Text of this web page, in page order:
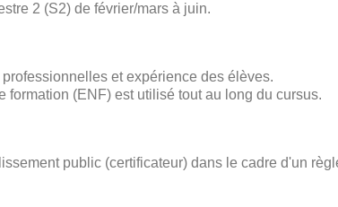
2 (S2) de février/mars à juin.
et expérience des élèves.
(ENF) est utilisé tout au long du cursus.
public (certificateur) dans le cadre d'un